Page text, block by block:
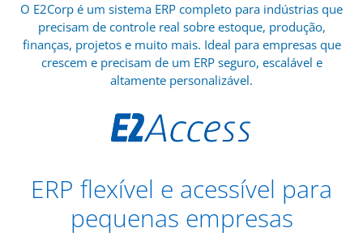
O E2Corp é um sistema ERP completo para indústrias que
precisam de controle real sobre estoque, produção,
finanças, projetos e muito mais. Ideal para empresas que
crescem e precisam de um ERP seguro, escalável e
altamente personalizável.
ERP flexível e acessível para
pequenas empresas